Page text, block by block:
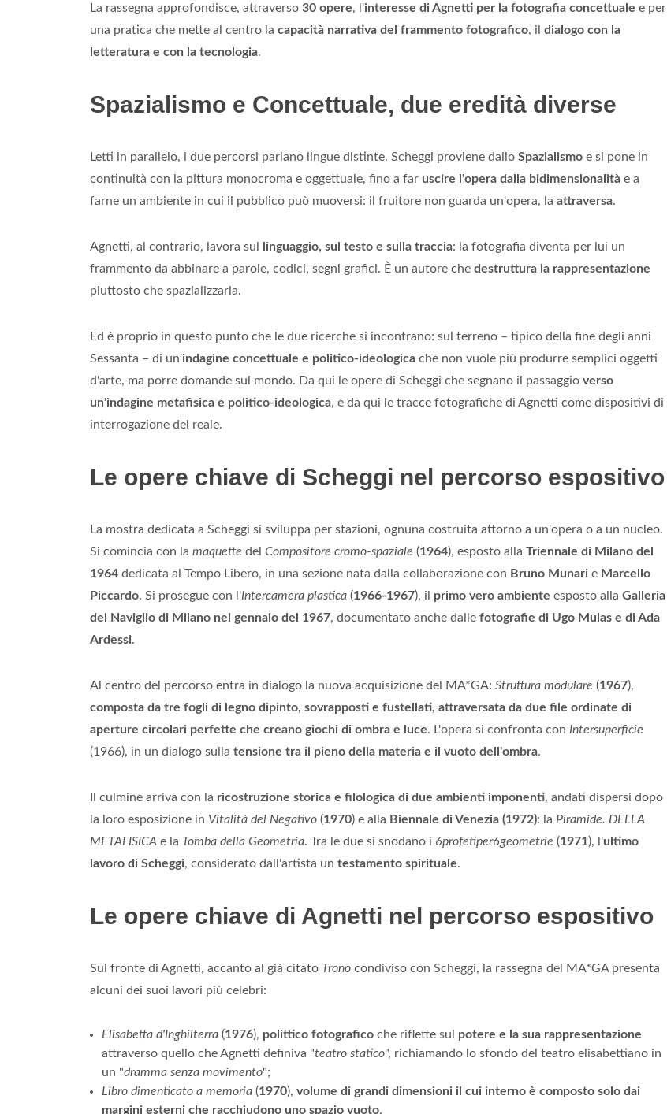
La rassegna approfondisce, attraverso 30 opere, l'interesse di Agnetti per la fotografia concettuale e per
una pratica che mette al centro la capacità narrativa del frammento fotografico, il dialogo con la
letteratura e con la tecnologia.
Spazialismo e Concettuale, due eredità diverse
Letti in parallelo, i due percorsi parlano lingue distinte. Scheggi proviene dallo Spazialismo e si pone in
continuità con la pittura monocroma e oggettuale, fino a far uscire l'opera dalla bidimensionalità e a
farne un ambiente in cui il pubblico può muoversi: il fruitore non guarda un'opera, la attraversa.
Agnetti, al contrario, lavora sul linguaggio, sul testo e sulla traccia: la fotografia diventa per lui un
frammento da abbinare a parole, codici, segni grafici. È un autore che destruttura la rappresentazione
piuttosto che spazializzarla.
Ed è proprio in questo punto che le due ricerche si incontrano: sul terreno – tipico della fine degli anni
Sessanta – di un'indagine concettuale e politico-ideologica che non vuole più produrre semplici oggetti
d'arte, ma porre domande sul mondo. Da qui le opere di Scheggi che segnano il passaggio verso
un'indagine metafisica e politico-ideologica, e da qui le tracce fotografiche di Agnetti come dispositivi di
interrogazione del reale.
Le opere chiave di Scheggi nel percorso espositivo
La mostra dedicata a Scheggi si sviluppa per stazioni, ognuna costruita attorno a un'opera o a un nucleo.
Si comincia con la maquette del Compositore cromo-spaziale (1964), esposto alla Triennale di Milano del
1964 dedicata al Tempo Libero, in una sezione nata dalla collaborazione con Bruno Munari e Marcello
Piccardo. Si prosegue con l'Intercamera plastica (1966-1967), il primo vero ambiente esposto alla Galleria
del Naviglio di Milano nel gennaio del 1967, documentato anche dalle fotografie di Ugo Mulas e di Ada
Ardessi.
Al centro del percorso entra in dialogo la nuova acquisizione del MA*GA: Struttura modulare (1967),
composta da tre fogli di legno dipinto, sovrapposti e fustellati, attraversata da due file ordinate di
aperture circolari perfette che creano giochi di ombra e luce. L'opera si confronta con Intersuperficie
(1966), in un dialogo sulla tensione tra il pieno della materia e il vuoto dell'ombra.
Il culmine arriva con la ricostruzione storica e filologica di due ambienti imponenti, andati dispersi dopo
la loro esposizione in Vitalità del Negativo (1970) e alla Biennale di Venezia (1972): la Piramide. DELLA
METAFISICA e la Tomba della Geometria. Tra le due si snodano i 6profetiper6geometrie (1971), l'ultimo
lavoro di Scheggi, considerato dall'artista un testamento spirituale.
Le opere chiave di Agnetti nel percorso espositivo
Sul fronte di Agnetti, accanto al già citato Trono condiviso con Scheggi, la rassegna del MA*GA presenta
alcuni dei suoi lavori più celebri:
Elisabetta d'Inghilterra (1976), polittico fotografico che riflette sul potere e la sua rappresentazione
attraverso quello che Agnetti definiva "teatro statico", richiamando lo sfondo del teatro elisabettiano in
un "dramma senza movimento";
Libro dimenticato a memoria (1970), volume di grandi dimensioni il cui interno è composto solo dai
margini esterni che racchiudono uno spazio vuoto.